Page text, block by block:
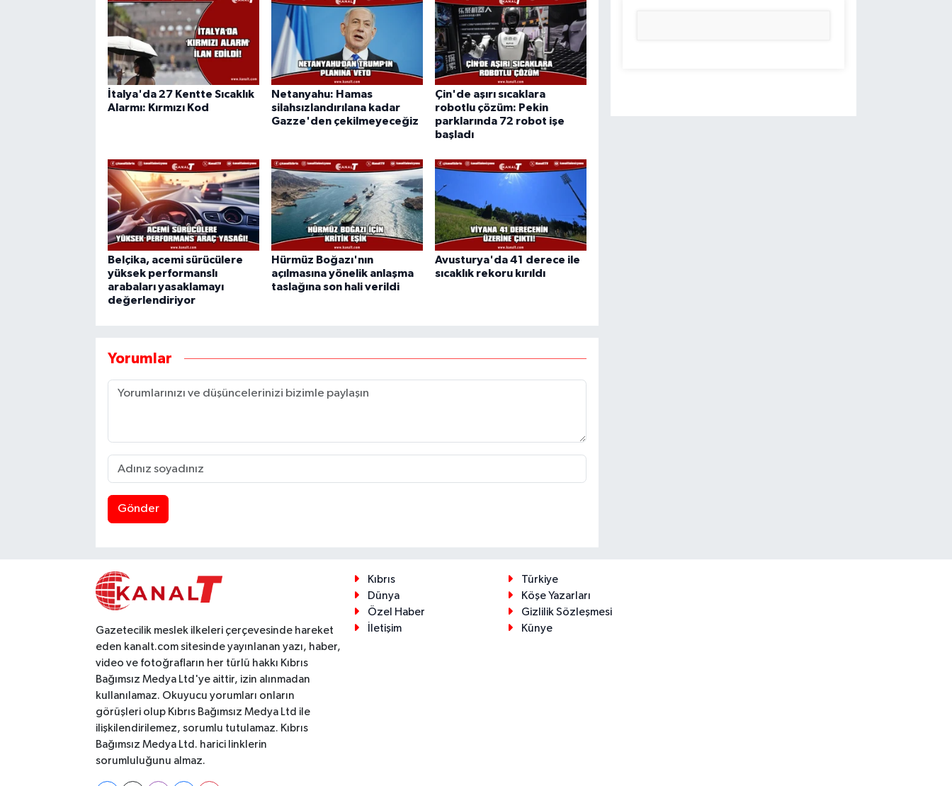
İtalya'da 27 Kentte Sıcaklık
Alarmı: Kırmızı Kod
Netanyahu: Hamas
silahsızlandırılana kadar
Gazze'den çekilmeyeceğiz
Çin'de aşırı sıcaklara
robotlu çözüm: Pekin
parklarında 72 robot işe
başladı
Belçika, acemi sürücülere
yüksek performanslı
arabaları yasaklamayı
değerlendiriyor
Hürmüz Boğazı'nın
açılmasına yönelik anlaşma
taslağına son hali verildi
Avusturya'da 41 derece ile
sıcaklık rekoru kırıldı
Yorumlar
Gönder
Gazetecilik meslek ilkeleri çerçevesinde hareket
eden kanalt.com sitesinde yayınlanan yazı, haber,
video ve fotoğrafların her türlü hakkı Kıbrıs
Bağımsız Medya Ltd'ye aittir, izin alınmadan
kullanılamaz. Okuyucu yorumları onların
görüşleri olup Kıbrıs Bağımsız Medya Ltd ile
ilişkilendirilemez, sorumlu tutulamaz. Kıbrıs
Bağımsız Medya Ltd. harici linklerin
sorumluluğunu almaz.
Kıbrıs
Türkiye
Dünya
Köşe Yazarları
Özel Haber
Gizlilik Sözleşmesi
İletişim
Künye